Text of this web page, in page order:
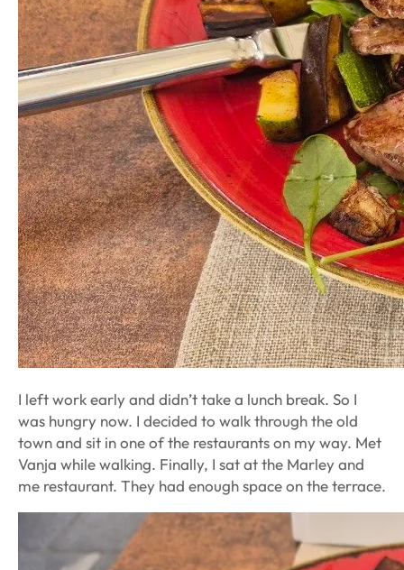
I left work early and didn’t take a lunch break. So I
was hungry now. I decided to walk through the old
town and sit in one of the restaurants on my way. Met
Vanja while walking. Finally, I sat at the Marley and
me restaurant. They had enough space on the terrace.